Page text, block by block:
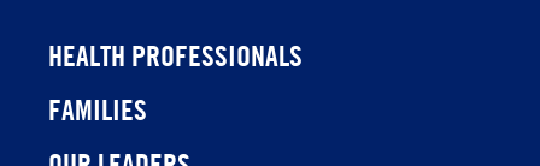
HEALTH PROFESSIONALS
FAMILIES